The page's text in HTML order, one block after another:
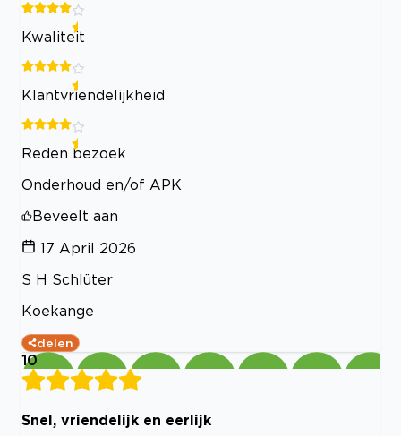
Kwaliteit
Klantvriendelijkheid
Reden bezoek
Onderhoud en/of APK
Beveelt aan
17 April 2026
S H Schlüter
Koekange
delen
10
Snel, vriendelijk en eerlijk